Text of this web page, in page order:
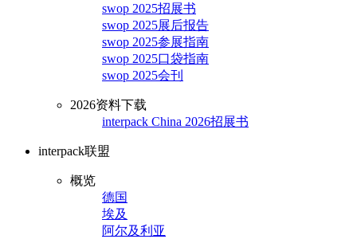
swop 2025招展书
swop 2025展后报告
swop 2025参展指南
swop 2025口袋指南
swop 2025会刊
2026资料下载
interpack China 2026招展书
interpack联盟
概览
德国
埃及
阿尔及利亚